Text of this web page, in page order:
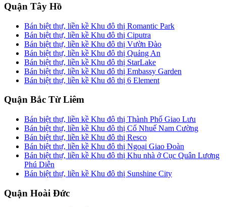
Quận Tây Hồ
Bán biệt thự, liền kề Khu đô thị Romantic Park
Bán biệt thự, liền kề Khu đô thị Ciputra
Bán biệt thự, liền kề Khu đô thị Vườn Đào
Bán biệt thự, liền kề Khu đô thị Quảng An
Bán biệt thự, liền kề Khu đô thị StarLake
Bán biệt thự, liền kề Khu đô thị Embassy Garden
Bán biệt thự, liền kề Khu đô thị 6 Element
Quận Bắc Từ Liêm
Bán biệt thự, liền kề Khu đô thị Thành Phố Giao Lưu
Bán biệt thự, liền kề Khu đô thị Cổ Nhuế Nam Cường
Bán biệt thự, liền kề Khu đô thị Resco
Bán biệt thự, liền kề Khu đô thị Ngoại Giao Đoàn
Bán biệt thự, liền kề Khu đô thị Khu nhà ở Cục Quân Lương
Phú Diễn
Bán biệt thự, liền kề Khu đô thị Sunshine City
Quận Hoài Đức